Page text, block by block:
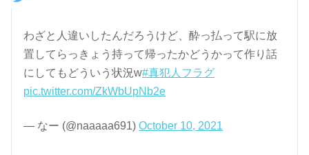
わざと人違いしたんだろうけど、酔っ払って駅に放
置してらっきょう持って帰ったかどうかって作り話
にしてもどういう状況w#真犯人フラグ
pic.twitter.com/ZkWbUpNb2e
— なー (@naaaaa691)October 10, 2021